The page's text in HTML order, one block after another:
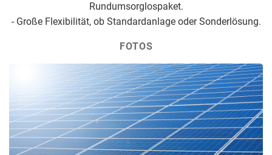
Rundumsorglospaket.
- Große Flexibilität, ob Standardanlage oder Sonderlösung.
FOTOS